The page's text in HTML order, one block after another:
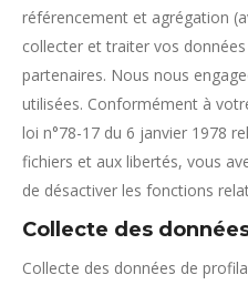
référencement et agrégation
collecter et traiter vos
partenaires. Nous nous
utilisées. Conformément à
loi n°78-17 du 6 janvier 1978
fichiers et aux libertés, vous
de désactiver les fonctions
Collecte des
Collecte des données de